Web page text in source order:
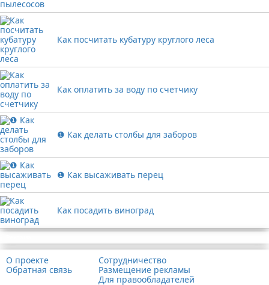
Как посчитать кубатуру круглого леса
Как оплатить за воду по счетчику
❶ Как делать столбы для заборов
❶ Как высаживать перец
Как посадить виноград
О проекте
Обратная связь
Сотрудничество
Размещение рекламы
Для правообладателей